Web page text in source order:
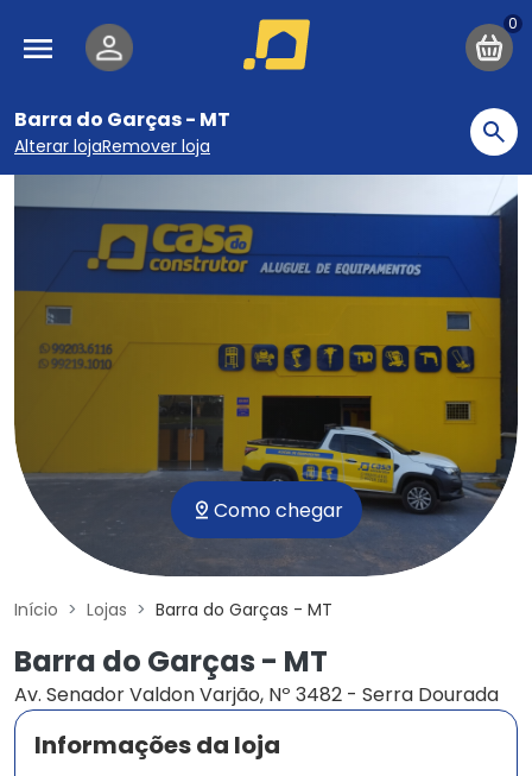
Pular para o conteúdo principal
Navegação principal
Barra do Garças - MT
Alterar lojaRemover loja
Como chegar
Início Lojas Barra do Garças - MT
Barra do Garças - MT
Av. Senador Valdon Varjão, Nº 3482 - Serra Dourada
Informações da loja